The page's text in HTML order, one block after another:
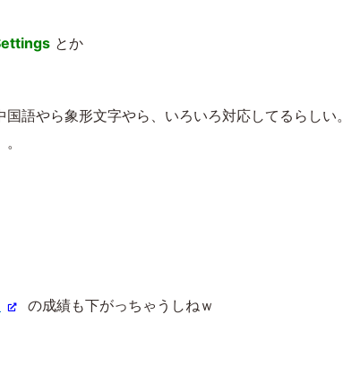
とか
語やら象形文字やら、いろいろ対応してるらしい。
の成績も下がっちゃうしねｗ
示す テキストエディタでタ